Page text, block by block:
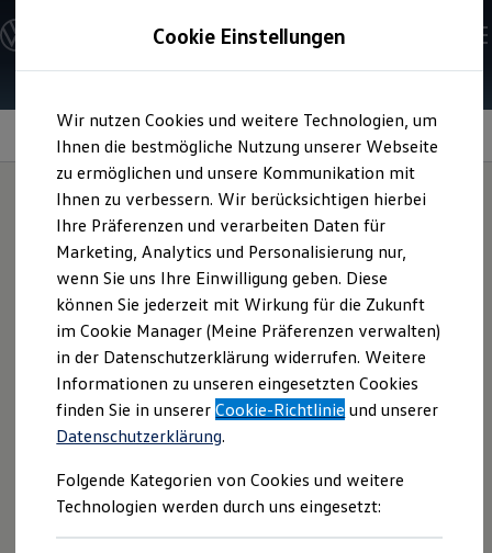
Hauptinhalt
springen
Footer
springen
Modelle und Konfigurator
Konfigurator
Modelle vergleichen
Elektroautos
ENERGY Sondermodelle
Nutzfahrzeuge
SUV und CUV
Familienautos
Kombis
Kompaktwagen
Sportwagen
Schnell verfügbare Fahrzeuge
Angebote und Produkte
Aktuelle Angebote
E-Auto-Förderung
Volkswagen Marktplatz
Die ENERGY Sondermodelle
Junge Gebrauchtwagen und Gebrauchtwagen
Volkswagen Zertifizierte Gebrauchtwagen
Elektromobilität bei Gebrauchtwagen
Saisonangebote
Reifenpakete
Leasing
Leasing-Angebote
Information
20-Zoll-
Leichtmetallfelgen
„Rosario“für Ihren
ArteonoderArteon
Shooting Brake
Die in Dark Graphite Matt lackierte Felge unterstreicht mit
Cookie Einstellungen
Wir nutzen Cookies und weitere Technologien, um
Ihnen die bestmögliche Nutzung unserer Webseite
zu ermöglichen und unsere Kommunikation mit
Ihnen zu verbessern. Wir berücksichtigen hierbei
Ihre Präferenzen und verarbeiten Daten für
Marketing, Analytics und Personalisierung nur,
wenn Sie uns Ihre Einwilligung geben. Diese
können Sie jederzeit mit Wirkung für die Zukunft
im Cookie Manager (Meine Präferenzen verwalten)
in der Datenschutzerklärung widerrufen. Weitere
Informationen zu unseren eingesetzten Cookies
finden Sie in unsererCookie-Richtlinie und unserer
Datenschutzerklärung.
Folgende Kategorien von Cookies und weitere
Technologien werden durch uns eingesetzt: